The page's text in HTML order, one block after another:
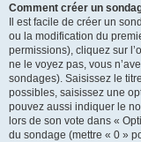
Comment créer un
Il est facile de créer un
ou la modification du
permissions), cliquez sur
ne le voyez pas, vous
sondages). Saisissez le
possibles, saisissez une
pouvez aussi indiquer le
lors de son vote dans «
du sondage (mettre « 0 »